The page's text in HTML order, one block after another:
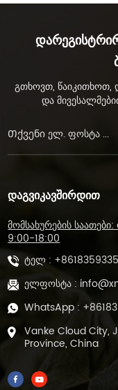
გთხოვთ, წაიკითხოთ,
და
ᲓᲐᲒᲕᲘᲙᲐᲕᲨᲘᲠᲓᲘᲗ
მომსახურების
9:00-18:00
ტელ :
ელფოსტა :
WhatsApp :
Vanke Cloud City,
Province, China